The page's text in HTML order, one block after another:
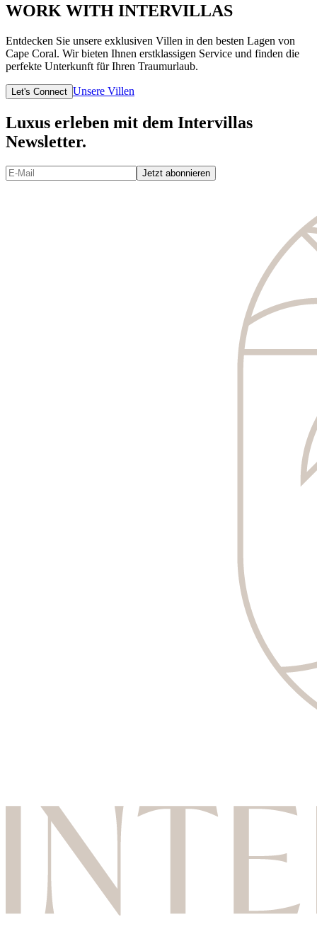
WORK WITH INTERVILLAS
Entdecken Sie unsere exklusiven Villen in den besten Lagen von
Cape Coral. Wir bieten Ihnen erstklassigen Service und finden die
perfekte Unterkunft für Ihren Traumurlaub.
Let's Connect Unsere Villen
Luxus erleben mit dem Intervillas
Newsletter.
Jetzt abonnieren